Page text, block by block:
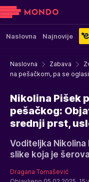
Naslovna Najnovije
Naslovna Zabava
na pešačkom, pa se
Nikolina Pišek
pešačkog:
srednji prst,
Voditeljka
slike koja je
Dragana Tomašević